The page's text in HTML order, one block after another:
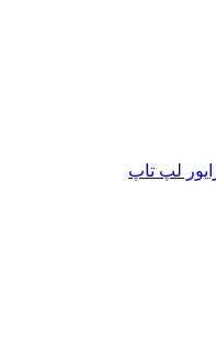
لپ تاپ